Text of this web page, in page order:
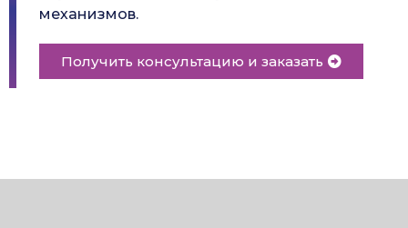
механизмов.
Получить консультацию и заказать